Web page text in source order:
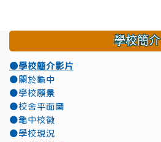
學校簡介
●學校簡介影片
●關於龜中
●學校願景
●校舍平面圖
●龜中校徽
●學校現況